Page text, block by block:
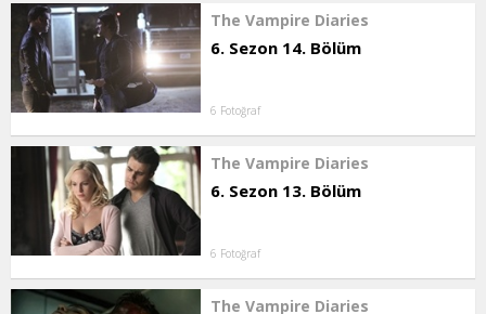
The Vampire Diaries
6. Sezon 14. Bölüm
6 Fotoğraf
The Vampire Diaries
6. Sezon 13. Bölüm
6 Fotoğraf
The Vampire Diaries